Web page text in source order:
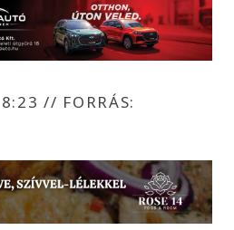
8:23// FORRÁS: